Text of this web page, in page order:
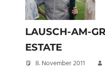
LAUSCH-AM-
ESTATE
8. November 2011